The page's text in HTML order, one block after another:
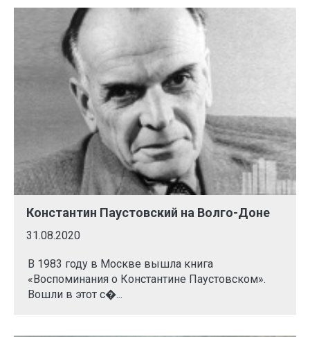
Константин Паустовский на Волго-Доне
31.08.2020
В 1983 году в Москве вышла книга
«Воспоминания о Константине Паустовском».
Вошли в этот с�...